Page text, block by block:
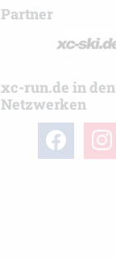
Partner
xc-run.de in
Netzwerken
facebook